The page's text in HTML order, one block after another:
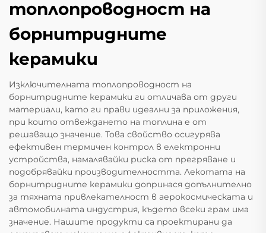
топлопроводност на
борнитридните
керамики
Изключителната топлопроводност на
борнитридните керамики ги отличава от други
материали, като ги прави идеални за приложения,
при които отвеждането на топлина е от
решаващо значение. Това свойство осигурява
ефективен термичен контрол в електронни
устройства, намалявайки риска от прегряване и
подобрявайки производителността. Лекотата на
борнитридните керамики допринася допълнително
за тяхната привлекателност в аерокосмическата и
автомобилната индустрия, където всеки грам има
значение. Нашите продукти са проектирани да